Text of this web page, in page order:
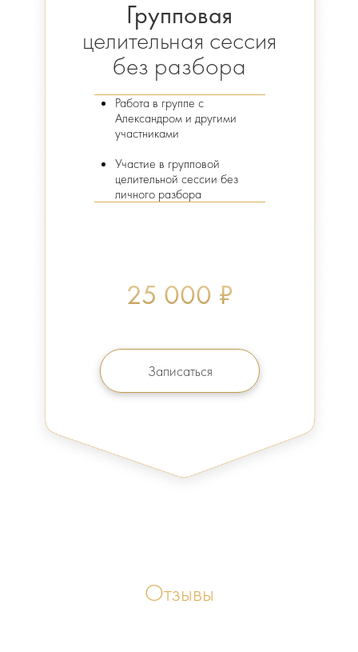
Работа в группе с
Александром и другими
участниками
Участие в групповой
целительной сессии без
личного разбора
25 000 ₽
Групповая
целительная сессия
без разбора
Записаться
Отзывы